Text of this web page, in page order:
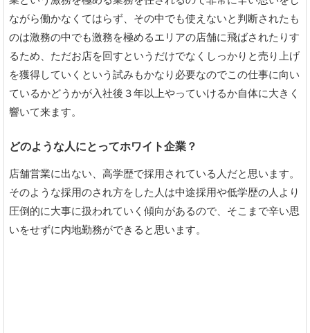
ながら働かなくてはらず、その中でも使えないと判断されたも
のは激務の中でも激務を極めるエリアの店舗に飛ばされたりす
るため、ただお店を回すというだけでなくしっかりと売り上げ
を獲得していくという試みもかなり必要なのでこの仕事に向い
ているかどうかが入社後３年以上やっていけるか自体に大きく
響いて来ます。
どのような人にとってホワイト企業？
店舗営業に出ない、高学歴で採用されている人だと思います。
そのような採用のされ方をした人は中途採用や低学歴の人より
圧倒的に大事に扱われていく傾向があるので、そこまで辛い思
いをせずに内地勤務ができると思います。